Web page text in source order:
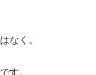
なく。
す。